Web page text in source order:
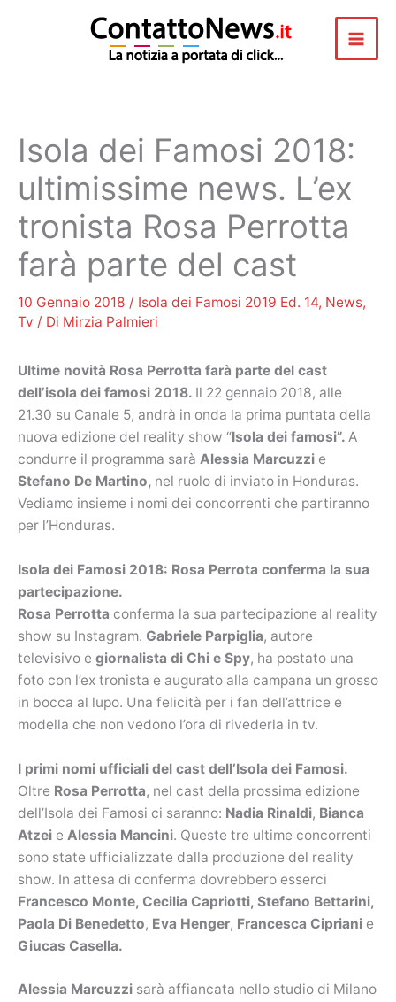
Isola dei Famosi 2018:
ultimissime news. L’ex
tronista Rosa Perrotta
farà parte del cast
10 Gennaio 2018 / Isola dei Famosi 2019 Ed. 14, News,
Tv / Di Mirzia Palmieri
Ultime novità Rosa Perrotta farà parte del cast
dell’isola dei famosi 2018. Il 22 gennaio 2018, alle
21.30 su Canale 5, andrà in onda la prima puntata della
nuova edizione del reality show “Isola dei famosi”. A
condurre il programma sarà Alessia Marcuzzi e
Stefano De Martino, nel ruolo di inviato in Honduras.
Vediamo insieme i nomi dei concorrenti che partiranno
per l’Honduras.
Isola dei Famosi 2018: Rosa Perrota conferma la sua
partecipazione.
Rosa Perrotta conferma la sua partecipazione al reality
show su Instagram. Gabriele Parpiglia, autore
televisivo e giornalista di Chi e Spy, ha postato una
foto con l’ex tronista e augurato alla campana un grosso
in bocca al lupo. Una felicità per i fan dell’attrice e
modella che non vedono l’ora di rivederla in tv.
I primi nomi ufficiali del cast dell’Isola dei Famosi.
Oltre Rosa Perrotta, nel cast della prossima edizione
dell’Isola dei Famosi ci saranno: Nadia Rinaldi, Bianca
Atzei e Alessia Mancini. Queste tre ultime concorrenti
sono state ufficializzate dalla produzione del reality
show. In attesa di conferma dovrebbero esserci
Francesco Monte, Cecilia Capriotti, Stefano Bettarini,
Paola Di Benedetto, Eva Henger, Francesca Cipriani e
Giucas Casella.
Alessia Marcuzzi sarà affiancata nello studio di Milano